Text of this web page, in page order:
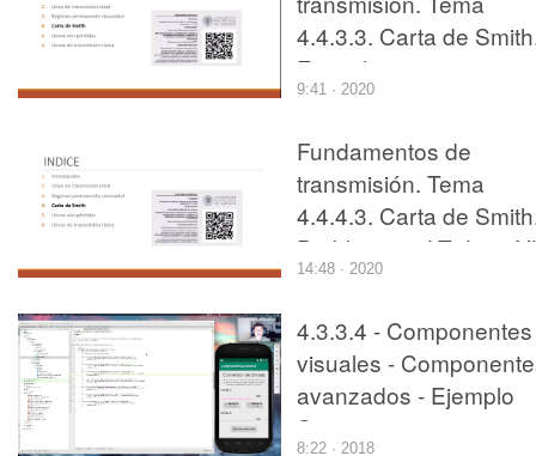
4.4.3.3. Carta de
Ejemplo 3.
9:41 · 2020
Fundamentos de
transmisión. Tema
4.4.4.3. Carta de
Problema 3. LT+Ls e
14:48 · 2020
4.3.3.4 - Componentes
visuales -
avanzados - Ejemplo
Spinner
8:22 · 2018